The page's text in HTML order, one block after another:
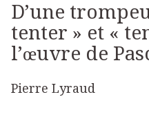
D’une
tenter » et «
l’œuvre de
Pierre Lyraud